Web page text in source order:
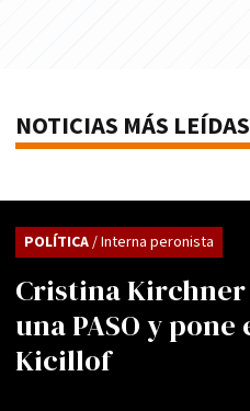
NOTICIAS MÁS LEÍDAS
Cristina
una PASO y
Kicillof
POLÍTICA/ Interna peronista